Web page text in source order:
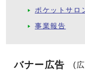
ポケットサロ
事業報告
バナー広告
(